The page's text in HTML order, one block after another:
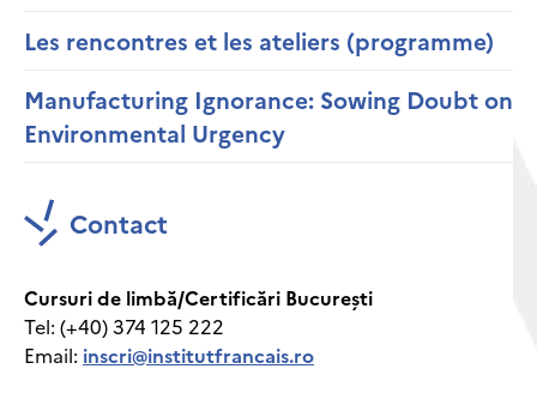
Les rencontres et les ateliers (programme)
Manufacturing Ignorance: Sowing Doubt on
Environmental Urgency
Contact
Cursuri de limbă/Certificări București
Tel: (+40) 374 125 222
Email: inscri@institutfrancais.ro